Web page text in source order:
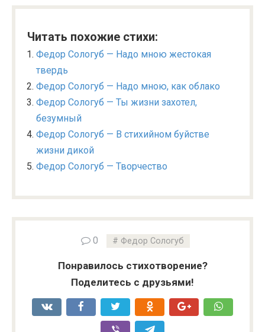
Читать похожие стихи:
Федор Сологуб — Надо мною жестокая
твердь
Федор Сологуб — Надо мною, как облако
Федор Сологуб — Ты жизни захотел,
безумный
Федор Сологуб — В стихийном буйстве
жизни дикой
Федор Сологуб — Творчество
0 Федор Сологуб
Понравилось стихотворение?
Поделитесь с друзьями!